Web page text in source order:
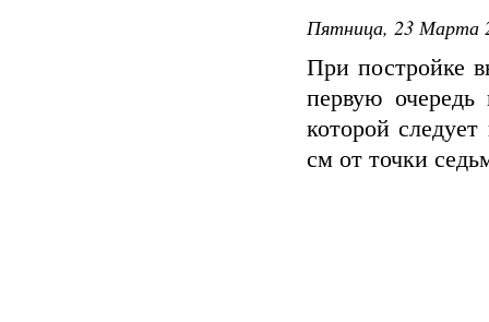
Пятница, 23 Марта
При постройке
первую
которой
см от точки